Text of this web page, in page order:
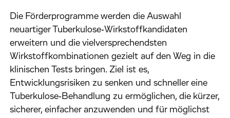
Die Förderprogramme werden die Auswahl
neuartiger Tuberkulose‑Wirkstoffkandidaten
erweitern und die vielversprechendsten
Wirkstoffkombinationen gezielt auf den Weg in die
klinischen Tests bringen. Ziel ist es,
Entwicklungsrisiken zu senken und schneller eine
Tuberkulose‑Behandlung zu ermöglichen, die kürzer,
sicherer, einfacher anzuwenden und für möglichst